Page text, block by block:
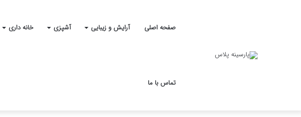
صفحه اصلی آرایش و زیبایی آشپزی خانه داری
تماس با ما